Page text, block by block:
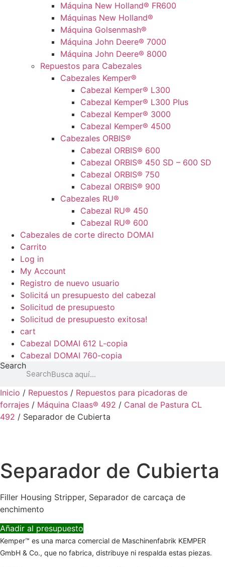
Máquina New Holland® FR600
Máquinas New Holland®
Máquina Golsenmash®
Máquina John Deere® 7000
Máquina John Deere® 8000
Repuestos para Cabezales
Cabezales Kemper®
Cabezal Kemper® L300
Cabezal Kemper® L300 Plus
Cabezal Kemper® 3000
Cabezal Kemper® 4500
Cabezales ORBIS®
Cabezal ORBIS® 600
Cabezal ORBIS® 450 SD – 600 SD
Cabezal ORBIS® 750
Cabezal ORBIS® 900
Cabezales RU®
Cabezal RU® 450
Cabezal RU® 600
Cabezales de corte directo DOMAI
Carrito
Log in
My Account
Registro de nuevo usuario
Solicitá un presupuesto del cabezal
Solicitud de presupuesto
Solicitud de presupuesto exitosa!
cart
Cabezal DOMAI 612 L-copia
Cabezal DOMAI 760-copia
Search
Search
Inicio / Repuestos / Repuestos para picadoras de
forrajes / Máquina Claas® 492 / Canal de Pastura CL
492 / Separador de Cubierta
Separador de Cubierta
Filler Housing Stripper, Separador de carcaça de
enchimento
Añadir al presupuesto
Kemper™ es una marca comercial de Maschinenfabrik KEMPER
GmbH & Co., que no fabrica, distribuye ni respalda estas piezas.